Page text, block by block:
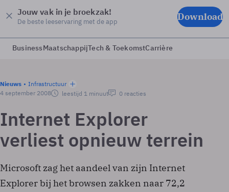
Jouw vak in je broekzak!
De beste leeservaring met de app Download
BusinessMaatschappijTech & ToekomstCarrière
Nieuws
Infrastructuur
4 september 2008
leestijd 1 minuut 0 reacties
Internet Explorer
verliest opnieuw terrein
Microsoft zag het aandeel van zijn Internet
Explorer bij het browsen zakken naar 72,2